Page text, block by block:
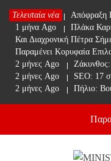
Skip
content
Τελευταία νέα
1 μήνα Ago
Απόφραξη
1 μήνα Ago
Πλάκα
Και Διαχρονική Πέτρα
Παραμένει Κορυφαία
2 μήνες Ago
2 μήνες Ago
SEO: 17
2 μήνες Ago
Πήλιο: